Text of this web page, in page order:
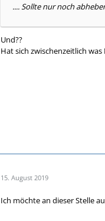
.... Sollte nur noch
Und??
Hat sich zwischenzeitlich
15. August 2019
Ich möchte an dieser Stelle